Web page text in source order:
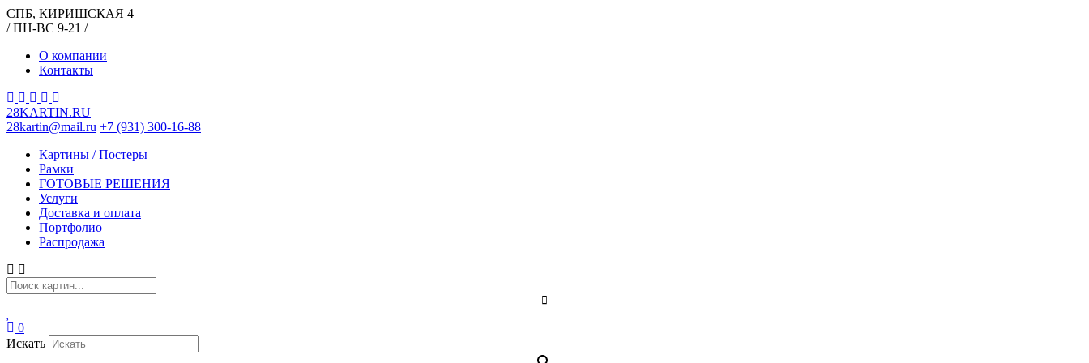
СПБ, КИРИШСКАЯ 4
/ ПН-ВС 9-21 /
О компании
Контакты
28KARTIN.RU
28kartin@mail.ru +7 (931) 300-16-88
Картины / Постеры
Рамки
ГОТОВЫЕ РЕШЕНИЯ
Услуги
Доставка и оплата
Портфолио
Распродажа
0
Искать